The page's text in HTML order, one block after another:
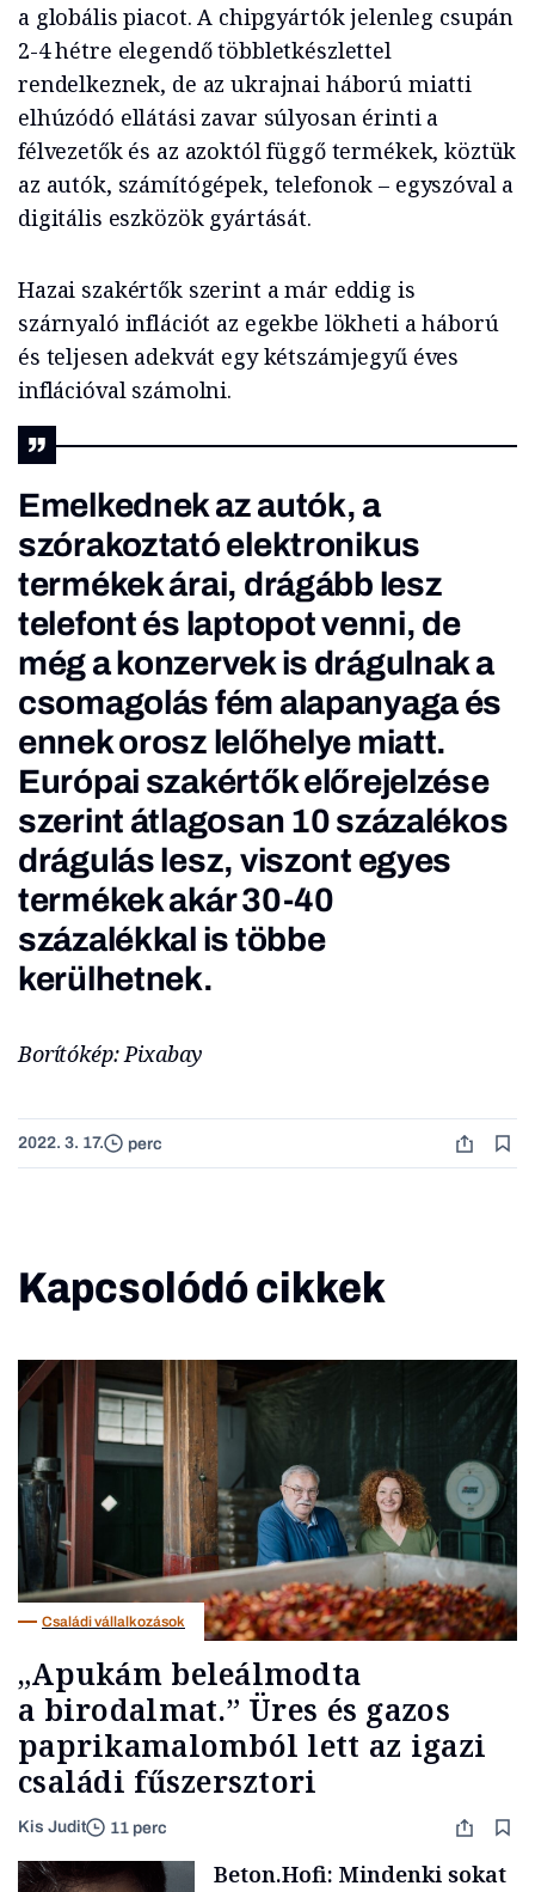
a globális piacot. A chipgyártók jelenleg csupán
2-4 hétre elegendő többletkészlettel
rendelkeznek, de az ukrajnai háború miatti
elhúzódó ellátási zavar súlyosan érinti a
félvezetők és az azoktól függő termékek, köztük
az autók, számítógépek, telefonok – egyszóval a
digitális eszközök gyártását.
Hazai szakértők szerint a már eddig is
szárnyaló inflációt az egekbe lökheti a háború
és teljesen adekvát egy kétszámjegyű éves
inflációval számolni.
Emelkednek az autók, a
szórakoztató elektronikus
termékek árai, drágább lesz
telefont és laptopot venni, de
még a konzervek is drágulnak a
csomagolás fém alapanyaga és
ennek orosz lelőhelye miatt.
Európai szakértők előrejelzése
szerint átlagosan 10 százalékos
drágulás lesz, viszont egyes
termékek akár 30-40
százalékkal is többe
kerülhetnek.
Borítókép: Pixabay
2022. 3. 17. perc
Kapcsolódó cikkek
Családi vállalkozások
„Apukám beleálmodta
a birodalmat.” Üres és gazos
paprikamalomból lett az igazi
családi fűszersztori
Kis Judit 11 perc
Beton.Hofi: Mindenki sokat